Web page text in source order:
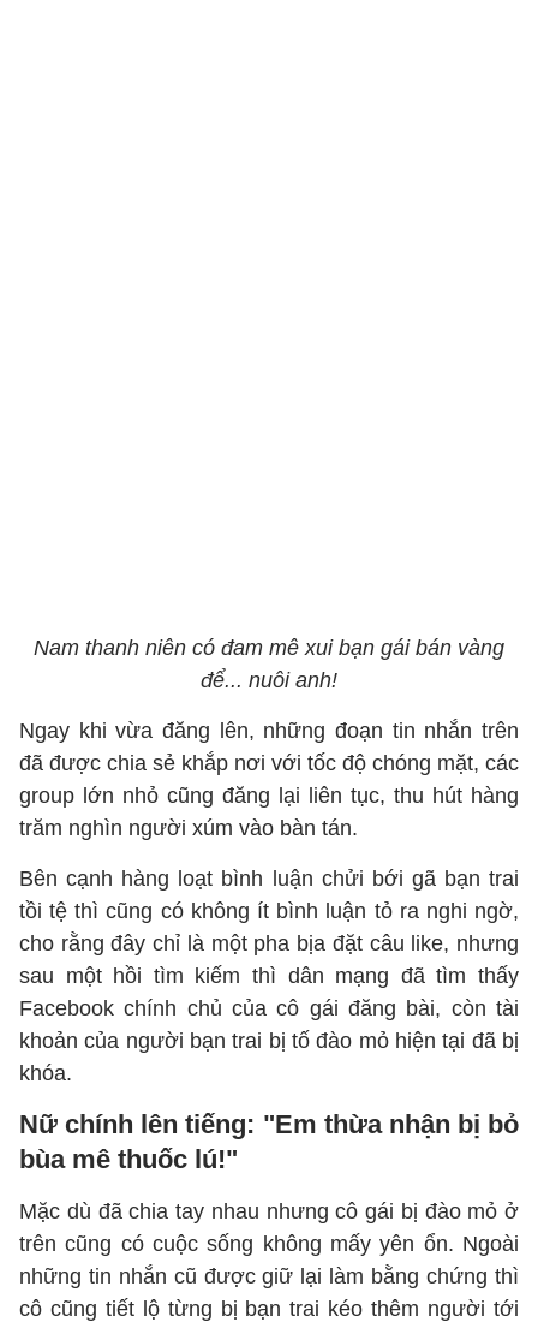
Nam thanh niên có đam mê xui bạn gái bán vàng
để... nuôi anh!
Ngay khi vừa đăng lên, những đoạn tin nhắn trên
đã được chia sẻ khắp nơi với tốc độ chóng mặt, các
group lớn nhỏ cũng đăng lại liên tục, thu hút hàng
trăm nghìn người xúm vào bàn tán.
Bên cạnh hàng loạt bình luận chửi bới gã bạn trai
tồi tệ thì cũng có không ít bình luận tỏ ra nghi ngờ,
cho rằng đây chỉ là một pha bịa đặt câu like, nhưng
sau một hồi tìm kiếm thì dân mạng đã tìm thấy
Facebook chính chủ của cô gái đăng bài, còn tài
khoản của người bạn trai bị tố đào mỏ hiện tại đã bị
khóa.
Nữ chính lên tiếng: "Em thừa nhận bị bỏ
bùa mê thuốc lú!"
Mặc dù đã chia tay nhau nhưng cô gái bị đào mỏ ở
trên cũng có cuộc sống không mấy yên ổn. Ngoài
những tin nhắn cũ được giữ lại làm bằng chứng thì
cô cũng tiết lộ từng bị bạn trai kéo thêm người tới